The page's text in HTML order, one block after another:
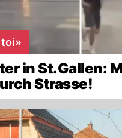
in St.Gallen:
Strasse!